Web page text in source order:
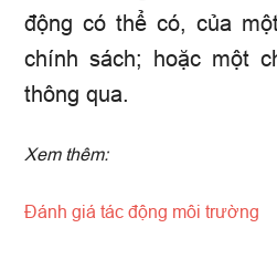
động có thể có, của
chính sách; hoặc một
thông qua.
Xem thêm:
Đánh giá tác động môi trường